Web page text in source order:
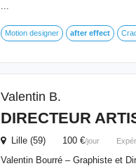
...
Motion designer after effect
Valentin B.
DIRECTEUR
Lille (59) 100 €/jour
Valentin Bourré – Graphiste et